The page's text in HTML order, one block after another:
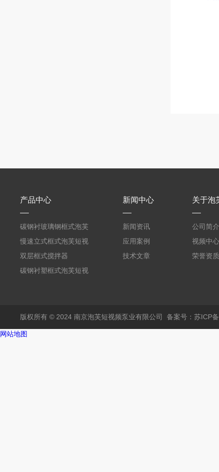
产品中心
碳钢衬玻璃钢框式泡芙
短视频黄
慢速立式框式泡芙短视
频黄
双层框式搅拌器
碳钢衬塑框式泡芙短视
新闻中心
新闻资讯
应用案例
技术文章
关于泡
公司简介
视频中心
荣誉资质
版权所有 © 2024 南京泡芙短视频泵业有限公司 备案号：苏
网站地图